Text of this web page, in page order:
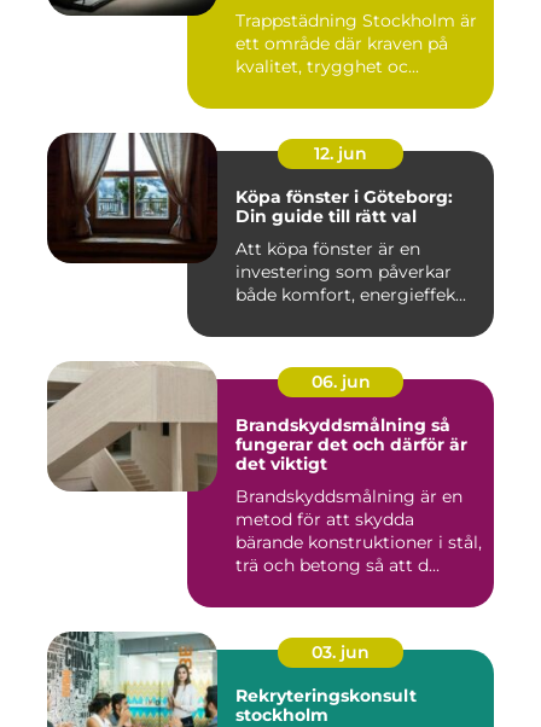
Trappstädning Stockholm är
ett område där kraven på
kvalitet, trygghet oc...
12. jun
Köpa fönster i Göteborg:
Din guide till rätt val
Att köpa fönster är en
investering som påverkar
både komfort, energieffek...
06. jun
Brandskyddsmålning så
fungerar det och därför är
det viktigt
Brandskyddsmålning är en
metod för att skydda
bärande konstruktioner i stål,
trä och betong så att d...
03. jun
Rekryteringskonsult
stockholm